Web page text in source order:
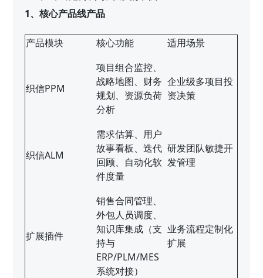
1、核心产品线产品
产品模块 核心功能 适用场景
织信PPM
项目组合监控、
战略地图、财务
规划、资源负荷
分析
企业级多项目投
资决策
织信ALM
需求估算、用户
故事看板、迭代
回顾、自动化软
件度量
研发团队敏捷开
发管理
扩展插件
销售合同管理、
外包人员调度、
知识库集成（支
持与
ERP/PLM/MES
系统对接）
业务流程定制化
扩展